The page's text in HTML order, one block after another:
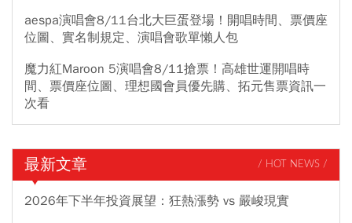
aespa演唱會8/11台北大巨蛋登場！開唱時間、票價座
位圖、實名制規定、演唱會歌單懶人包
魔力紅Maroon 5演唱會8/11搶票！高雄世運開唱時
間、票價座位圖、理想國會員優先購、拓元售票資訊一
次看
最新文章 / HOT NEWS /
2026年下半年投資展望：狂熱漲勢 vs 嚴峻現實